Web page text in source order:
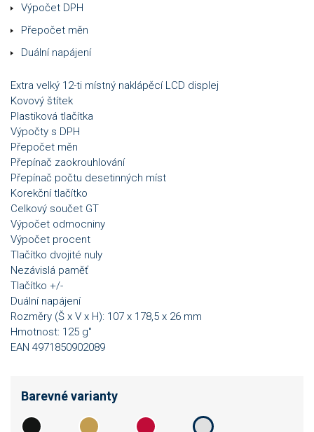
Výpočet DPH
Přepočet měn
Duální napájení
Extra velký 12-ti místný naklápěcí LCD displej
Kovový štítek
Plastiková tlačítka
Výpočty s DPH
Přepočet měn
Přepínač zaokrouhlování
Přepínač počtu desetinných míst
Korekční tlačítko
Celkový součet GT
Výpočet odmocniny
Výpočet procent
Tlačítko dvojité nuly
Nezávislá paměť
Tlačítko +/-
Duální napájení
Rozměry (Š x V x H): 107 x 178,5 x 26 mm
Hmotnost: 125 g"
EAN 4971850902089
Barevné varianty